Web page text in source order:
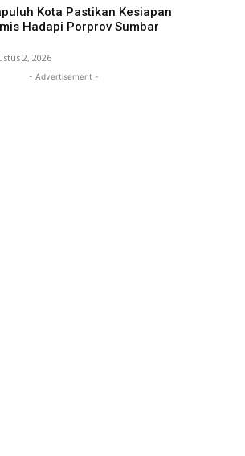
Kota Pastikan Kesiapan
Hadapi Porprov Sumbar
2, 2026
- Advertisement -